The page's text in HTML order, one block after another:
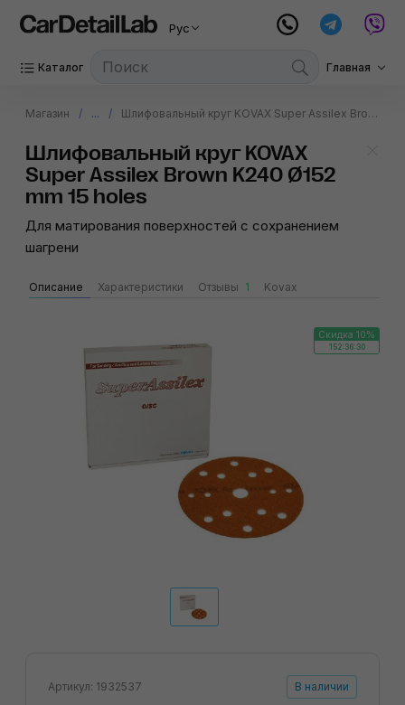
Рус
Каталог Главная
Магазин ... Шлифовальный круг KOVAX Super Assilex Brown K240 Ø152 mm 15 holes
Шлифовальный круг KOVAX
Super Assilex Brown K240 Ø152
mm 15 holes
Для матирования поверхностей с сохранением
шагрени
Описание Характеристики Отзывы 1 Kovax
Скидка 10%
152:36:30
Артикул: 1932537 В наличии